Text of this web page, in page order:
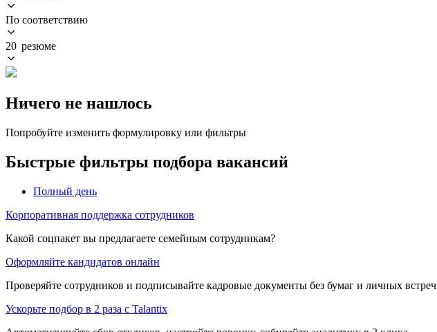
По соответствию
20 резюме
Ничего не нашлось
Попробуйте изменить формулировку или фильтры
Быстрые фильтры подбора вакансий
Полный день
Корпоративная поддержка сотрудников
Какой соцпакет вы предлагаете семейным сотрудникам?
Оформляйте кандидатов онлайн
Проверяйте сотрудников и подписывайте кадровые документы без бумаг и личных встреч
Ускорьте подбор в 2 раза с Talantix